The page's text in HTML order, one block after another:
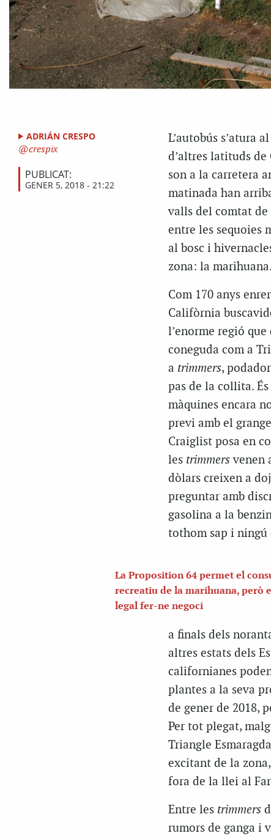
ADRIÁN CRESPO
crespix
PUBLICAT:
GENER 5, 2018 - 21:22
L’autobús s’atura
d’altres latituds
son a la carretera
matinada han
valls del comtat de
entre les sequoies
al bosc i
zona: la marihuana.
Com 170 anys
Califòrnia
l’enorme regió
coneguda com a
a trimmers,
pas de la collita.
màquines encara
previ amb el
Craiglist posa en
les trimmersvenen
dòlars creixen a
preguntar amb
gasolina a la
tothom sap i ningú
La Proposition 64 permet el
recreatiu de la marihuana, però
legal fer-ne negoci
a finals dels
altres estats dels
californianes
plantes a la seva
de gener de 2018,
Per tot plegat,
Triangle
excitant de la
fora de la llei al
Entre les trimmers
rumors de ganga i